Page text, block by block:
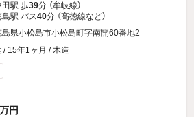
田駅 歩39分 （牟岐線）
島駅 バス40分 （高徳線など）
島県小松島市小松島町字南開60番地2
/ 15年1ヶ月 / 木造
万円